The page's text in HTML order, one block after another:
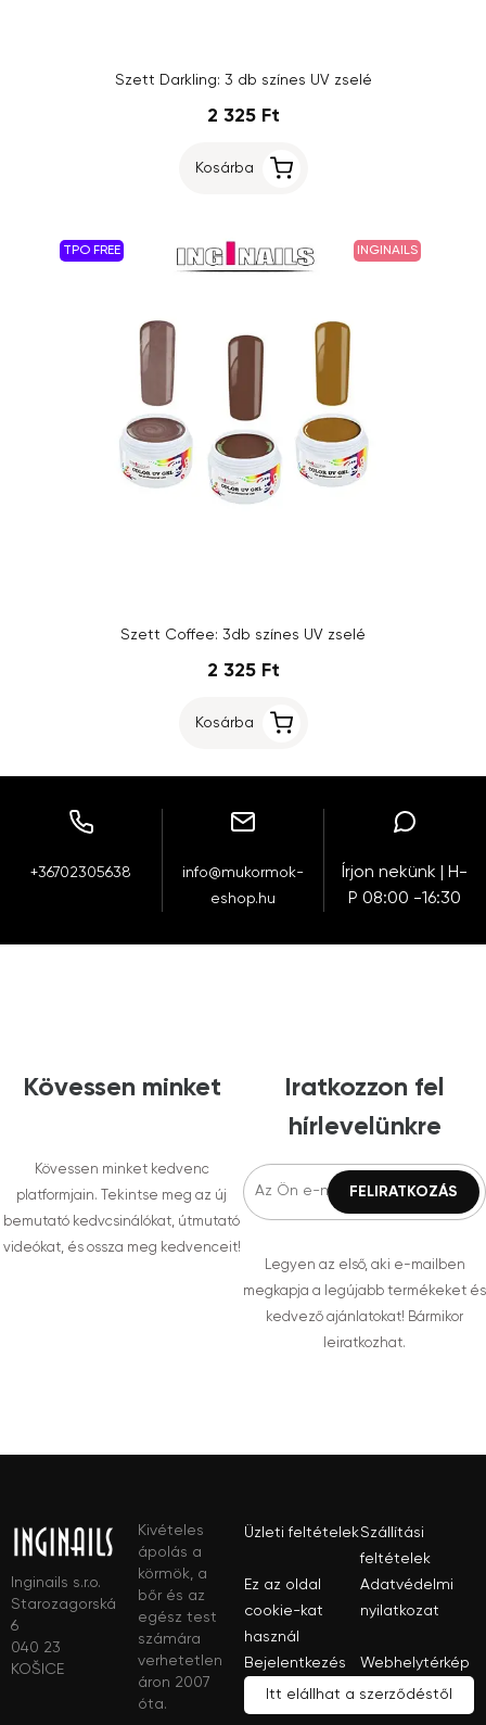
Szett Darkling: 3 db színes UV zselé
2 325 Ft
Kosárba
TPO FREE INGINAILS
Szett Coffee: 3db színes UV zselé
2 325 Ft
Kosárba
+36702305638
info@mukormok-
eshop.hu
Írjon nekünk | H-
P 08:00 -16:30
Kövessen minket
Kövessen minket kedvenc
platformjain. Tekintse meg az új
bemutató kedvcsinálókat, útmutató
videókat, és ossza meg kedvenceit!
Iratkozzon fel
hírlevelünkre
Legyen az első, aki e-mailben
megkapja a legújabb termékeket és
kedvező ajánlatokat! Bármikor
leiratkozhat.
Inginails s.r.o.
Starozagorská
6
040 23
KOŠICE
Kivételes
ápolás a
körmök, a
bőr és az
egész test
számára
verhetetlen
áron 2007
óta.
Üzleti feltételekSzállítási
feltételek
Ez az oldal
cookie-kat
használ
Adatvédelmi
nyilatkozat
Bejelentkezés Webhelytérkép
Itt elállhat a szerződéstől